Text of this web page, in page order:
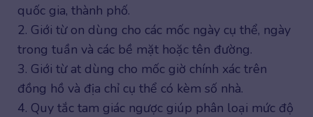
quốc gia, thành phố.
2. Giới từ on dùng cho các mốc ngày cụ thể, ngày
trong tuần và các bề mặt hoặc tên đường.
3. Giới từ at dùng cho mốc giờ chính xác trên
đồng hồ và địa chỉ cụ thể có kèm số nhà.
4. Quy tắc tam giác ngược giúp phân loại mức độ